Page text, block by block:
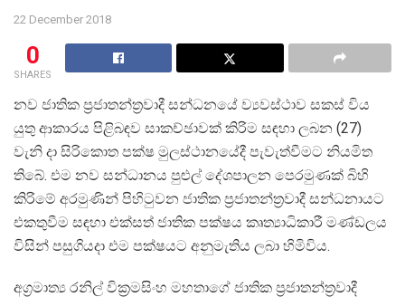
22 December 2018
0
SHARES
නව ජාතික ප්‍රජාතන්ත්‍රවාදී සන්ධනයේ ව්‍යවස්ථාව සකස් විය
යුතු ආකාරය පිළිබඳව සාකච්ඡාවක් කිරිම සඳහා ලබන (27)
වැනි දා සිරිකොත පක්ෂ මුලස්ථානයේදී පැවැත්වීමට නියමිත
තිබේ. එම නව සන්ධානය පුළුල් දේශපාලන පෙරමුණක් බිහි
කිරිමේ අරමුණින් පිහිටුවන ජාතික ප්‍රජාතන්ත්‍රවාදී සන්ධනායට
එකතුවීම සඳහා එක්සත් ජාතික පක්ෂය කෘත්‍යාධිකාරී මණ්ඩලය
විසින් පසුගියදා එම පක්ෂයට අනුමැතිය ලබා හිමිවිය.
අග්‍රමාත්‍ය රනිල් වික්‍රමසිංහ මහතාගේ ජාතික ප්‍රජාතන්ත්‍රවාදී